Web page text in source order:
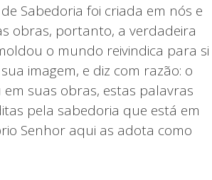
Sabedoria foi criada em nós e
obras, portanto, a verdadeira
o mundo reivindica para si
imagem, e diz com razão: o
suas obras, estas palavras
pela sabedoria que está em
Senhor aqui as adota como